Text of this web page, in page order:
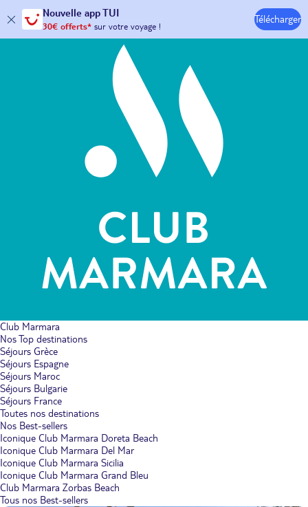
Nouvelle app TUI
30€ offerts*sur votre
voyage !
Télécharger
Hôtels & Clubs
Club Marmara
Nos Top destinations
Séjours Grèce
Séjours Espagne
Séjours Maroc
Séjours Bulgarie
Séjours France
Toutes nos destinations
Nos Best-sellers
Iconique Club Marmara Doreta Beach
Iconique Club Marmara Del Mar
Iconique Club Marmara Sicilia
Iconique Club Marmara Grand Bleu
Club Marmara Zorbas Beach
Tous nos Best-sellers